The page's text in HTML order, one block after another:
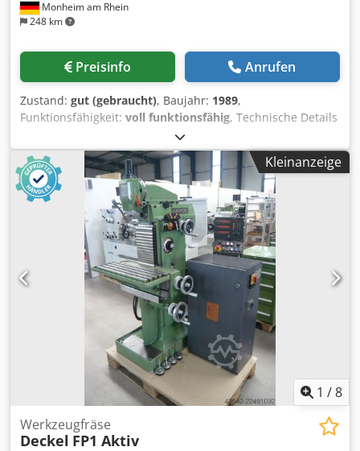
Monheim am Rhein
248 km
Preisinfo Anrufen
Zustand: gut (gebraucht), Baujahr: 1989,
Funktionsfähigkeit: voll funktionsfähig, Technische Details
x-Weg 300 mm y-Weg 160 mm z-Weg 290 mm Tischfläche
210 x 600 mm Werkzeugaufnahme SK 40
Spindeldrehzahlen (16) 40 - 2000 U/min Vorschübe
stufenlos 5 - 500 mm/min Eilgang 1,2 m/min
Spindelantrieb 1,5 / 1,9 kW Gesamtleistungsbedarf 9,5 kVA
Maschinengewicht ca. 730 kg Dkedpezrt Rksfx Am Aor
Raumbedarf ca. 2000 x 2200 x 1655 mm
Zusatzinformationen Die Maschine kommt von einem
Ausbildungszentrum. Ausstattung: 3-Achsen Aktiv-
Digitalanzeige Fabrikat Heidenhain Feststehender
Winkeltisch Kühlmitteleinrichtung Gegenhalter zum
waagerecht fräsen Maschinenschraubstock Gressel MHS
Kleinanzeige
1 /8
Werkzeugfräse
Deckel FP1 Aktiv